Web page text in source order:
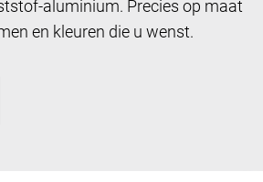
aluminium. Precies op maat
en kleuren die u wenst.